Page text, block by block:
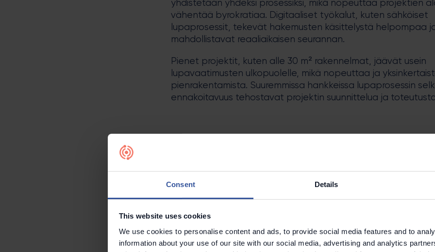
Consent Details
This website uses cookies
We use cookies to personalise content and ads, to provide social media features and to
information about your use of our site with our social media, advertising and analytics
yhdistetään yhdeksi prosessiksi, mikä nopeuttaa projektien
vähentää byrokratiaa. Digitaaliset työkalut, kuten sähköiset
lupaprosessit, tekevät hakemusten käsittelystä helpompaa
mahdollistavat reaaliaikaisen seurannan.
Pienet projektit, kuten alle 30 m² rakennelmat, jäävät usein
lupavaatimusten ulkopuolelle, mikä nopeuttaa ja
pienrakentamista. Suuremmissa hankkeissa lupaprosessin
ennakoitavuus tehostavat projektin suunnittelua ja
tehokkaan työkalun, joka vähentää byrokratiaa ja
projektien etenemistä.
Kestävän rakentamisen painotus